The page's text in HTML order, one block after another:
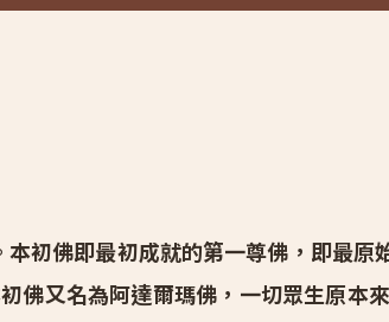
初佛即最初成就的第一尊佛，即最原
佛又名為阿達爾瑪佛，一切眾生原本